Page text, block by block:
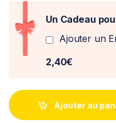
Un Cadeau
Ajouter un
2,40€
Ajouter au